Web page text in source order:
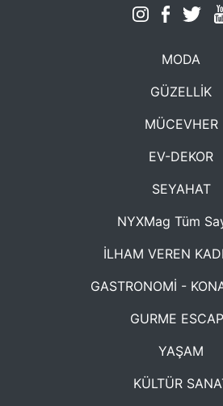
MODA
GÜZELLİK
MÜCEVHER
EV-DEKOR
SEYAHAT
NYXMag Tüm
İLHAM VEREN
GASTRONOMİ -
GURME
YAŞAM
KÜLTÜR